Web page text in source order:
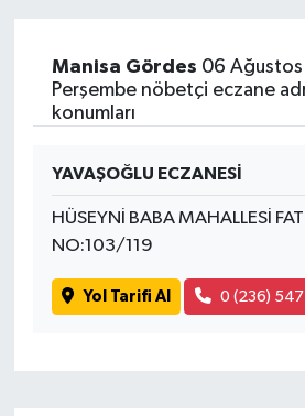
Manisa Gördes 06
Perşembe nöbetçi eczane
konumları
YAVAŞOĞLU ECZANESİ
HÜSEYNİ BABA MAHALLESİ
NO:103/119
Yol Tarifi Al 0 (236) 547